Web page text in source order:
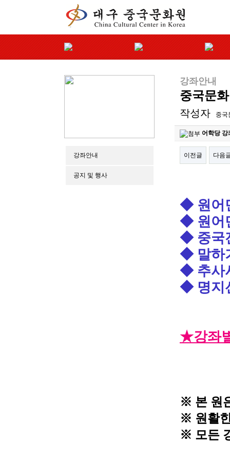
강좌안내
공지 및 행사
강좌안내
중국문
작성자 중국
어학당 강
이전글 다음
◆ 원어
◆ 원어
◆ 중국
◆ 말하
◆ 추사
◆ 명지
★강좌
※ 본 원
※ 원활
※ 모든